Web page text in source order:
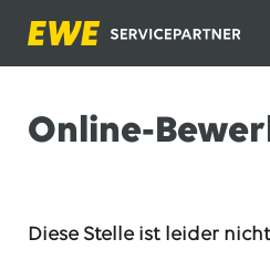
Online-
Diese Stelle ist leider